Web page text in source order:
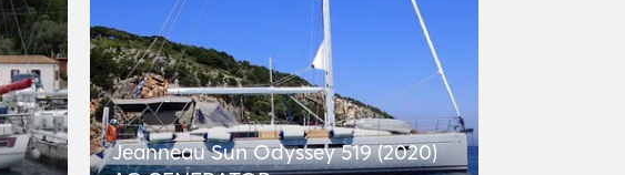
Jeanneau Sun Odyssey 519 (2020)